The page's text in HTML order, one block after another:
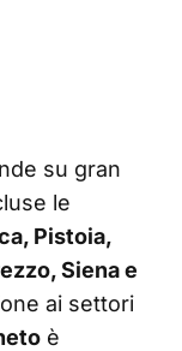
su gran
le
Pistoia,
Siena e
ai settori
è